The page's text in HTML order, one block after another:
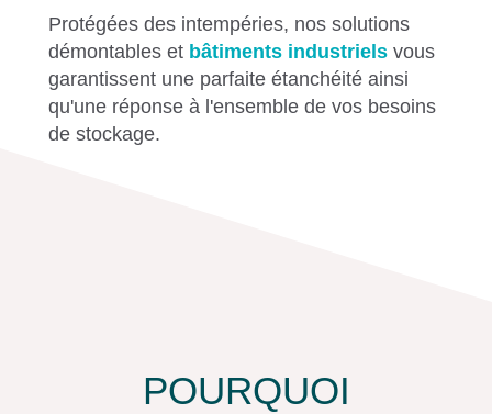
Protégées des intempéries, nos solutions
démontables et bâtiments industrielsvous
garantissent une parfaite étanchéité ainsi
qu'une réponse à l'ensemble de vos besoins
de stockage.
POURQUOI